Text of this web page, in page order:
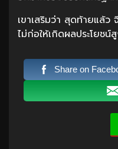
เขาเสริมว่า สุดท้ายแล้ว
ไม่ก่อให้เกิดผลประโยชน์
Share on